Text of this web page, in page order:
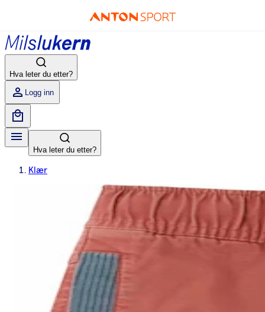
Hva leter du etter?
Logg inn
Hva leter du etter?
Klær